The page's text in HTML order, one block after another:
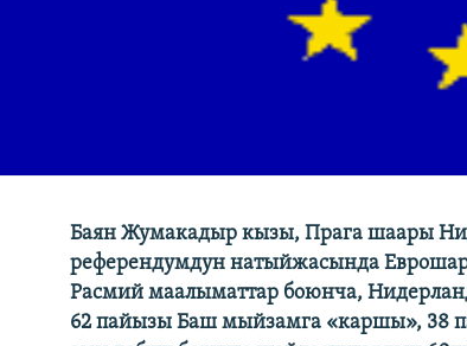
Баян Жумакадыр кызы, Прага шаары
референдумдун натыйжасында
Расмий маалыматтар боюнча,
62 пайызы Баш мыйзамга «каршы», 38